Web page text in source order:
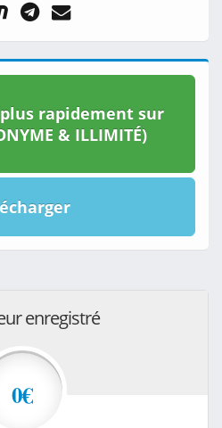
rapidement sur
& ILLIMITÉ)
enregistré
0€